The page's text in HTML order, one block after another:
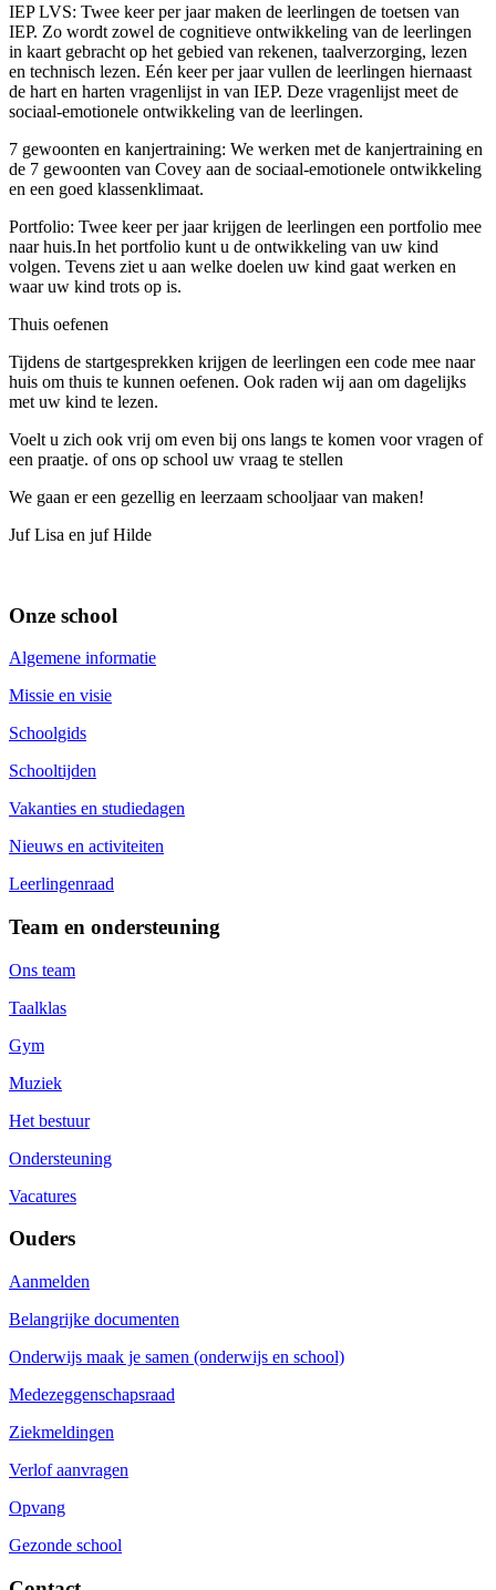
IEP LVS: Twee keer per jaar maken de leerlingen de toetsen van
IEP. Zo wordt zowel de cognitieve ontwikkeling van de leerlingen
in kaart gebracht op het gebied van rekenen, taalverzorging, lezen
en technisch lezen. Eén keer per jaar vullen de leerlingen hiernaast
de hart en harten vragenlijst in van IEP. Deze vragenlijst meet de
sociaal-emotionele ontwikkeling van de leerlingen.
7 gewoonten en kanjertraining: We werken met de kanjertraining en
de 7 gewoonten van Covey aan de sociaal-emotionele ontwikkeling
en een goed klassenklimaat.
Portfolio: Twee keer per jaar krijgen de leerlingen een portfolio mee
naar huis.In het portfolio kunt u de ontwikkeling van uw kind
volgen. Tevens ziet u aan welke doelen uw kind gaat werken en
waar uw kind trots op is.
Thuis oefenen
Tijdens de startgesprekken krijgen de leerlingen een code mee naar
huis om thuis te kunnen oefenen. Ook raden wij aan om dagelijks
met uw kind te lezen.
Voelt u zich ook vrij om even bij ons langs te komen voor vragen of
een praatje. of ons op school uw vraag te stellen
We gaan er een gezellig en leerzaam schooljaar van maken!
Juf Lisa en juf Hilde
Onze school
Algemene informatie
Missie en visie
Schoolgids
Schooltijden
Vakanties en studiedagen
Nieuws en activiteiten
Leerlingenraad
Team en ondersteuning
Ons team
Taalklas
Gym
Muziek
Het bestuur
Ondersteuning
Vacatures
Ouders
Aanmelden
Belangrijke documenten
Onderwijs maak je samen (onderwijs en school)
Medezeggenschapsraad
Ziekmeldingen
Verlof aanvragen
Opvang
Gezonde school